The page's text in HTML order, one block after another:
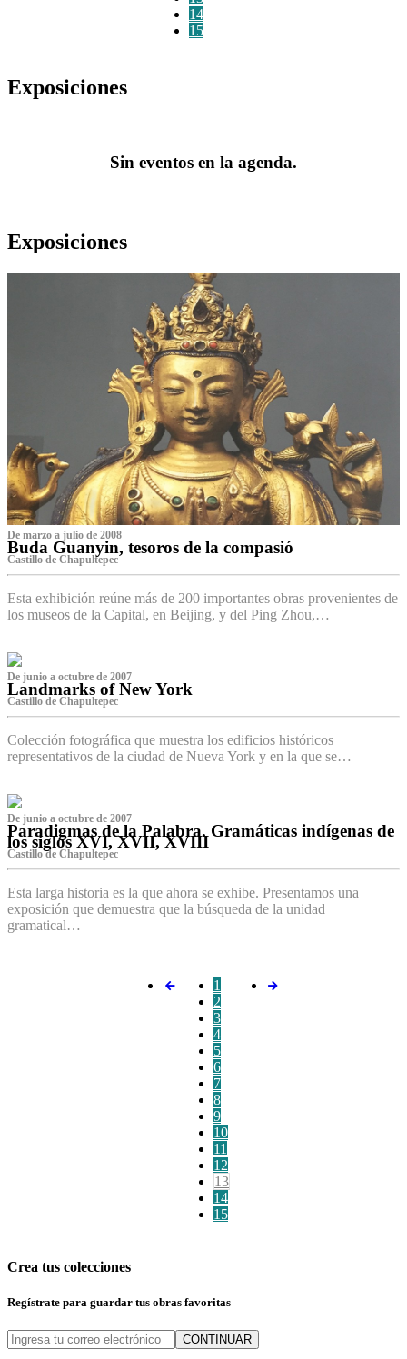
14
15
Exposiciones
Sin eventos en la agenda.
Exposiciones
De marzo a julio de 2008
Buda Guanyin, tesoros de la compasió
Castillo de Chapultepec
Esta exhibición reúne más de 200 importantes obras provenientes de
los museos de la Capital, en Beijing, y del Ping Zhou,…
De junio a octubre de 2007
Landmarks of New York
Castillo de Chapultepec
Colección fotográfica que muestra los edificios históricos
representativos de la ciudad de Nueva York y en la que se…
De junio a octubre de 2007
Paradigmas de la Palabra. Gramáticas indígenas de
los siglos XVI, XVII, XVIII
Castillo de Chapultepec
Esta larga historia es la que ahora se exhibe. Presentamos una
exposición que demuestra que la búsqueda de la unidad
gramatical…
1
2
3
4
5
6
7
8
9
10
11
12
13
14
15
Crea tus colecciones
Regístrate para guardar tus obras favoritas
CONTINUAR